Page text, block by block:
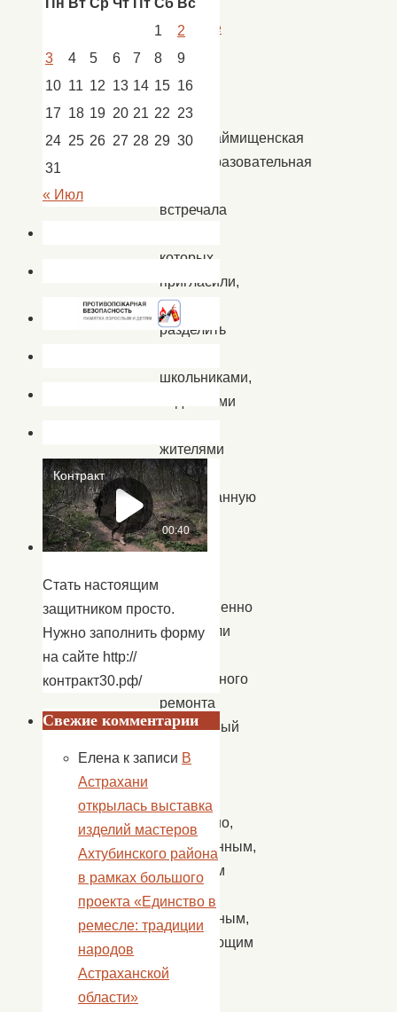
Пологое
Займище
22
февраля
Пологозаймищенская
Общеобразовательная
встречала
которых
пригласили,
чтобы
разделить
школьниками,
педагогами
жителями
села
долгожданную
радость.
торжественно
открывали
капитального
ремонта
спортивный
зал.
бесспорно,
современным,
красивым
комфортным,
позволяющим
на
Пн Вт Ср Чт Пт Сб Вс
1
2
3
4 5 6 7 8
9
10 11 12 13 14 15 16
17 18 19 20 21 22 23
24 25 26 27 28 29 30
31
« Июл
Стать настоящим
защитником просто.
Нужно заполнить форму
на сайте http://
контракт30.рф/
Свежие комментарии
Елена к записи В
Астрахани
открылась выставка
изделий мастеров
Ахтубинского района
в рамках большого
проекта «Единство в
ремесле: традиции
народов
Астраханской
области»